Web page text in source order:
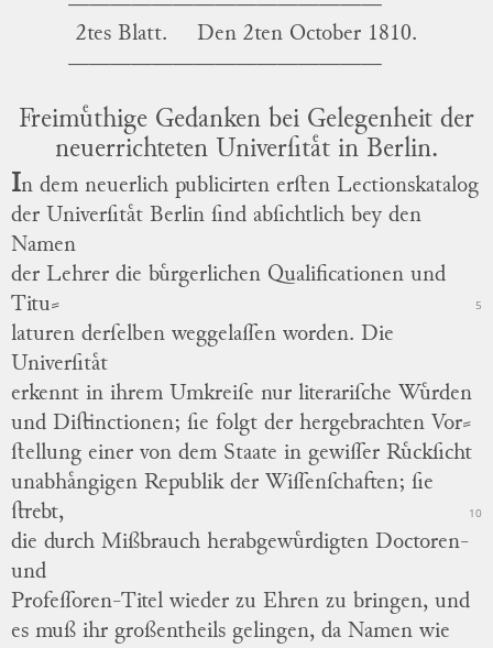
2tes Blatt. Den2ten October 1810.
Freimuͤthige Gedanken bei Gelegenheit der
neuerrichteten Univerſitaͤt in Berlin.
In dem neuerlich publicirten erſten Lectionskatalog
der Univerſitaͤt Berlin ſind abſichtlich bey den
Namen
der Lehrer die buͤrgerlichen Qualificationen und
Titu⸗ 5
laturen derſelben weggelaſſen worden. Die
Univerſitaͤt
erkennt in ihrem Umkreiſe nur literariſche Wuͤrden
und Diſtinctionen; ſie folgt der hergebrachten Vor⸗
ſtellung einer von dem Staate in gewiſſer Ruͤckſicht
unabhaͤngigen Republik der Wiſſenſchaften; ſie
ſtrebt,
10
die durch Mißbrauch herabgewuͤrdigten Doctoren-
und
Profeſſoren-Titel wieder zu Ehren zu bringen, und
es muß ihr großentheils gelingen, da Namen wie